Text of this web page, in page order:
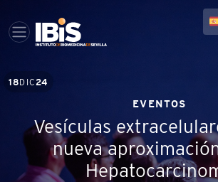
18DIC 24
EVENTOS
Vesículas
nueva